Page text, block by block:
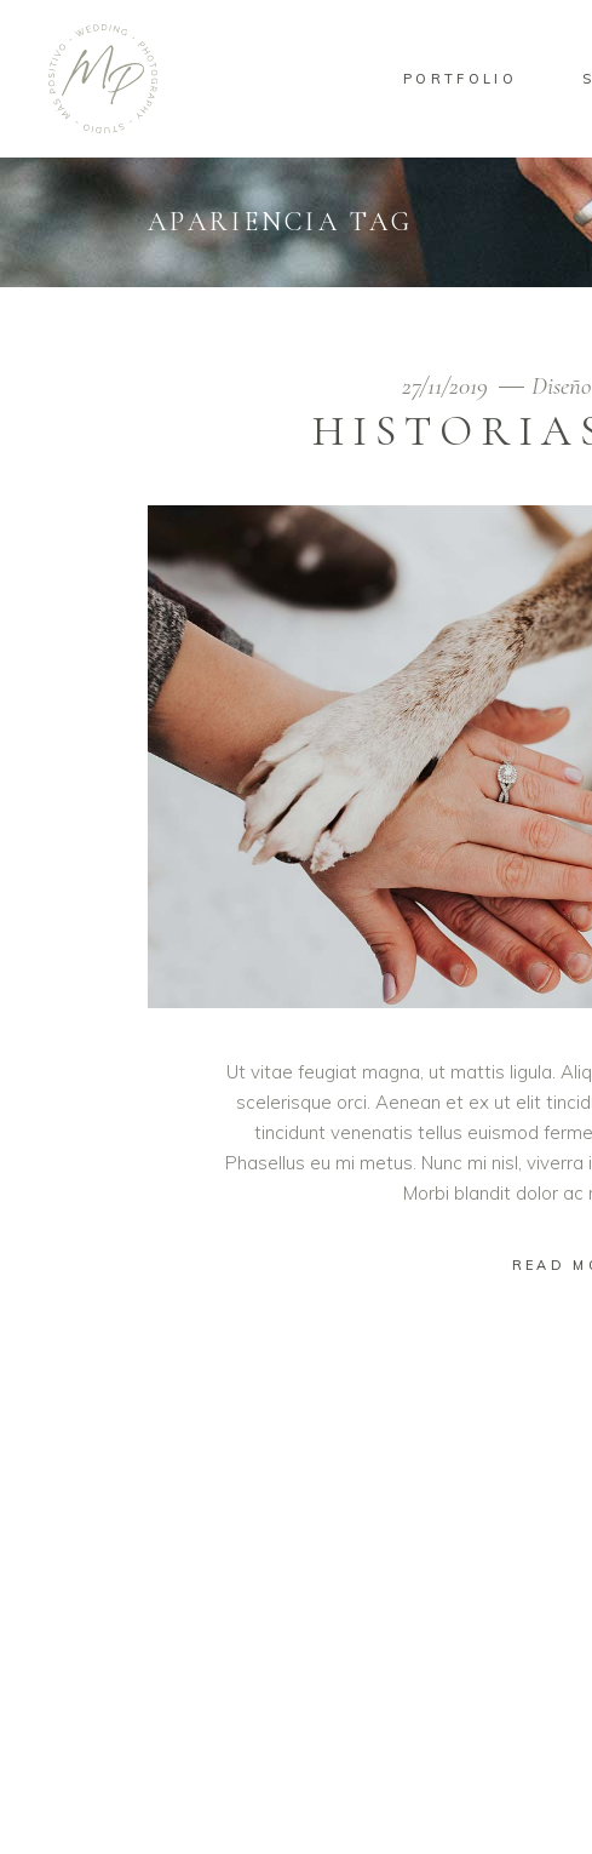
PORTFOLIO
APARIENCIA TAG
27/11/2019 Diseño
Ut vitae feugiat magna, ut mattis ligula.
scelerisque orci. Aenean et ex ut elit
tincidunt venenatis tellus euismod
Phasellus eu mi metus. Nunc mi nisl,
Morbi blandit dolor ac
READ